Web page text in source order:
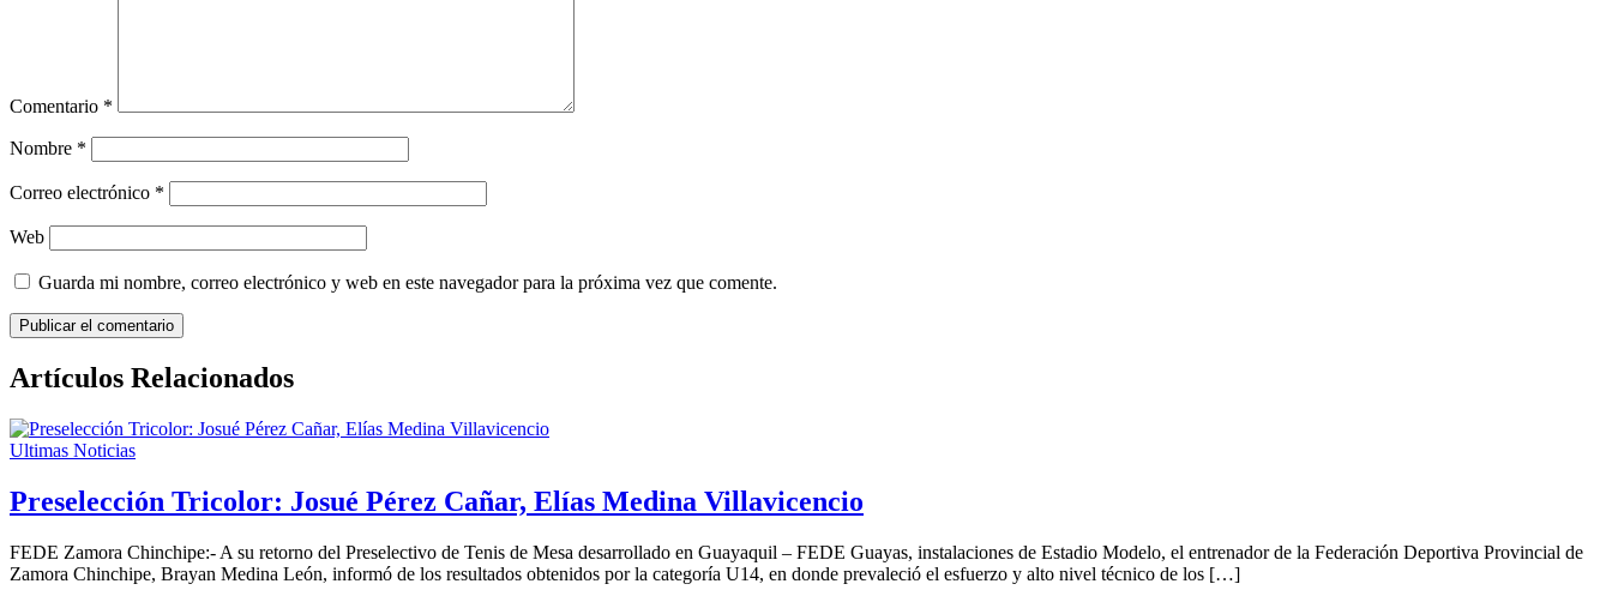
Comentario *
Nombre *
Correo electrónico *
Web
Guarda mi nombre, correo electrónico y web en este navegador para la próxima vez que comente.
Artículos Relacionados
Ultimas Noticias
Preselección Tricolor: Josué Pérez Cañar, Elías Medina Villavicencio
FEDE Zamora Chinchipe:- A su retorno del Preselectivo de Tenis de Mesa desarrollado en Guayaquil – FEDE Guayas, instalaciones de Estadio Modelo, el entrenador de la Federación Deportiva Provincial de
Zamora Chinchipe, Brayan Medina León, informó de los resultados obtenidos por la categoría U14, en donde prevaleció el esfuerzo y alto nivel técnico de los […]